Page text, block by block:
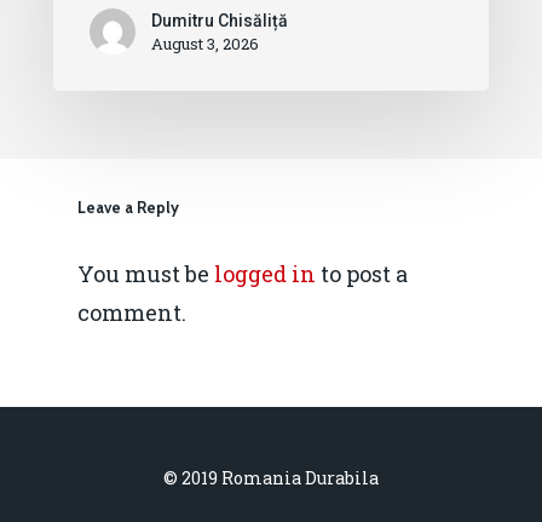
Dumitru Chisăliță
August 3, 2026
Leave a Reply
You must be logged in to post a
comment.
© 2019 Romania Durabila